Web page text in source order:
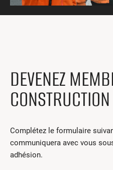
Employeurs
Documents et formulaires
Recherche
DEVENEZ
CONSTRUCTION
Complétez le formulaire
communiquera avec vous
adhésion.